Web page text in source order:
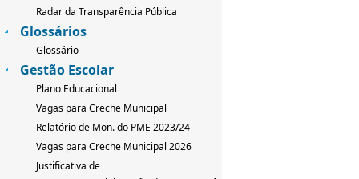
Radar da Transparência Pública
Glossários
Glossário
Gestão Escolar
Plano Educacional
Vagas para Creche Municipal
Relatório de Mon. do PME 2023/24
Vagas para Creche Municipal 2026
Justificativa de